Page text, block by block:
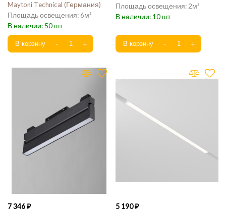
Maytoni Technical Германия
6
50
2
10
7 346 5 190